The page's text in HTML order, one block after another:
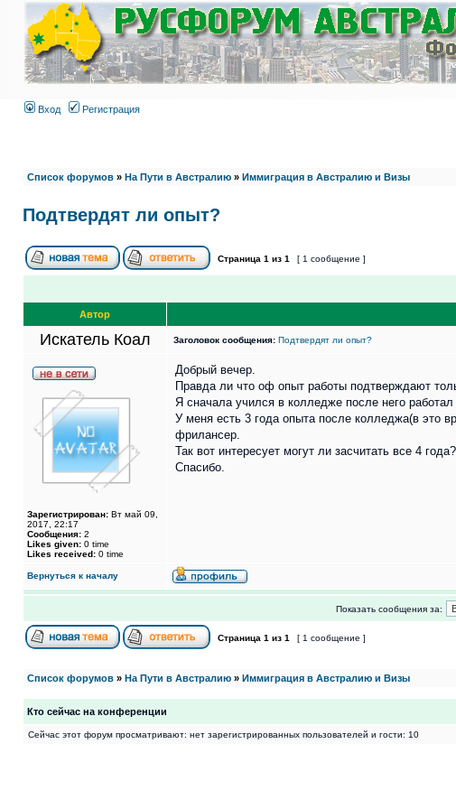
Вход Регистрация
Список форумов » На Пути в Австралию » Иммиграция в Австралию и Визы
Подтвердят ли опыт?
Страница 1 из 1 [ 1 сообщение ]
Автор
Искатель Коал Заголовок сообщения: Подтвердят ли опыт?
Зарегистрирован: Вт май 09,
2017, 22:17
Сообщения: 2
Likes given: 0 time
Likes received: 0 time
Добрый вечер.
Правда ли что оф опыт работы подтверждают
Я сначала учился в колледже после него
У меня есть 3 года опыта после колледжа(в это
фрилансер.
Так вот интересует могут ли засчитать все 4
Спасибо.
Вернуться к началу
Показать сообщения за:
Страница 1 из 1 [ 1 сообщение ]
Список форумов » На Пути в Австралию » Иммиграция в Австралию и Визы
Кто сейчас на конференции
Сейчас этот форум просматривают: нет зарегистрированных пользователей и гости: 10